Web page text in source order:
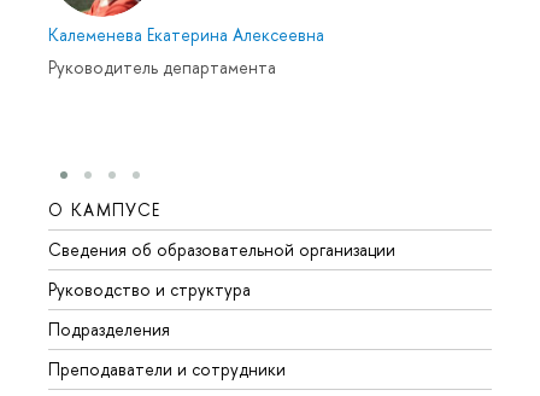
Калеменева Екатерина Алексеевна
Руководитель департамента
О КАМПУСЕ
Сведения об образовательной организации
Руководство и структура
Подразделения
Преподаватели и сотрудники